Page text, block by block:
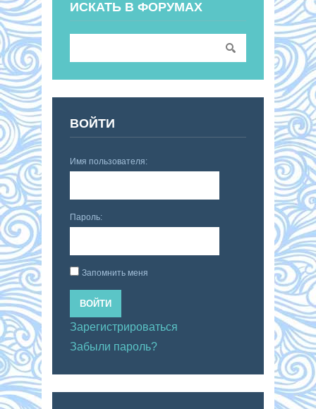
ИСКАТЬ В ФОРУМАХ
ВОЙТИ
Имя пользователя:
Пароль:
Запомнить меня
ВОЙТИ
Зарегистрироваться
Забыли пароль?